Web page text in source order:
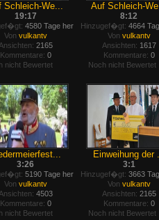
Schleich-We...
19:17
4580 Tage her
Von vulkantv
Ansichten: 2165
Kommentare: 0
nicht Bewertet
Auf Schleich-
8:12
Hinzugef�gt: 4664
Von vulkantv
Ansichten: 1617
Kommentare: 0
Noch nicht Bewertet
3:26
5190 Tage her
Von vulkantv
Ansichten: 4503
Kommentare: 0
nicht Bewertet
Einweihung der
3:1
Hinzugef�gt: 3663
Von vulkantv
Ansichten: 2165
Kommentare: 0
Noch nicht Bewertet